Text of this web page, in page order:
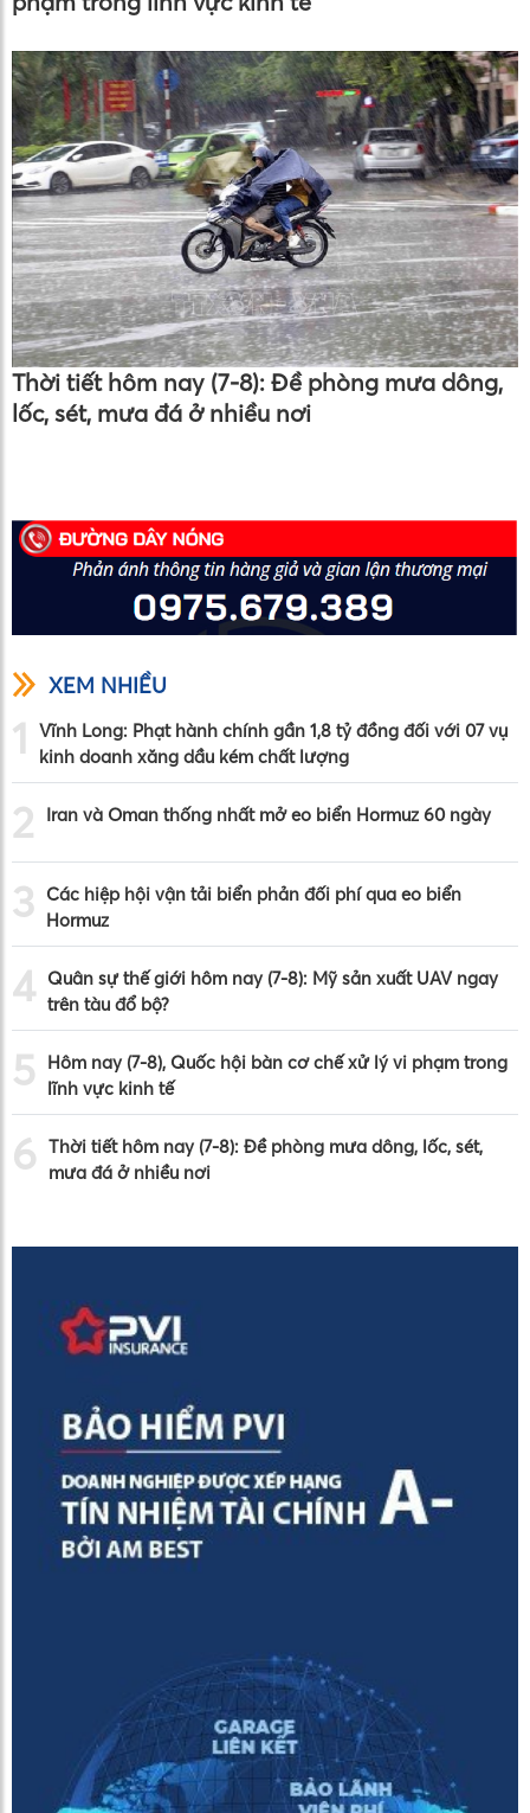
Thời tiết hôm nay (7-8): Đề phòng mưa dông,
lốc, sét, mưa đá ở nhiều nơi
XEM NHIỀU
1
Vĩnh Long: Phạt hành chính gần 1,8 tỷ đồng đối với 07 vụ
kinh doanh xăng dầu kém chất lượng
2 Iran và Oman thống nhất mở eo biển Hormuz 60 ngày
3 Các hiệp hội vận tải biển phản đối phí qua eo biển
Hormuz
4 Quân sự thế giới hôm nay (7-8): Mỹ sản xuất UAV ngay
trên tàu đổ bộ?
5
Hôm nay (7-8), Quốc hội bàn cơ chế xử lý vi phạm trong
lĩnh vực kinh tế
6 Thời tiết hôm nay (7-8): Đề phòng mưa dông, lốc, sét,
mưa đá ở nhiều nơi